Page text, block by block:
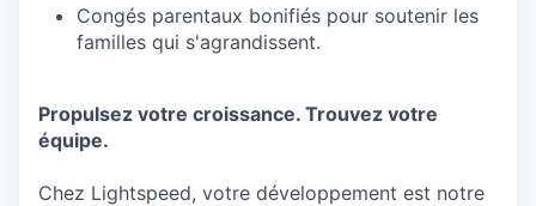
Congés parentaux bonifiés pour soutenir les
familles qui s'agrandissent.
Propulsez votre croissance. Trouvez votre
équipe.
Chez Lightspeed, votre développement est notre